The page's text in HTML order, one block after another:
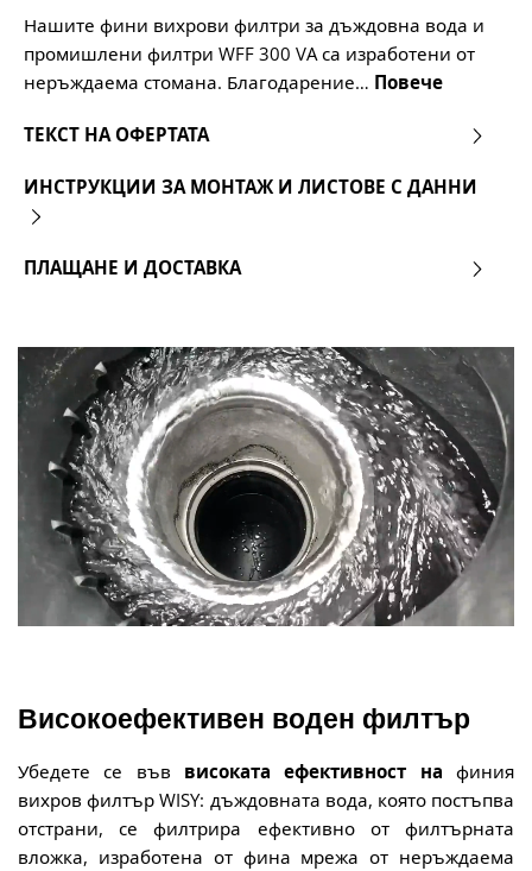
Нашите фини вихрови филтри за дъждовна вода и
промишлени филтри WFF 300 VA са изработени от
неръждаема стомана. Благодарение… Повече
ТЕКСТ НА ОФЕРТАТА
ИНСТРУКЦИИ ЗА МОНТАЖ И ЛИСТОВЕ С ДАННИ
ПЛАЩАНЕ И ДОСТАВКА
Високоефективен воден филтър
Убедете се във високата ефективност на финия
вихров филтър WISY: дъждовната вода, която постъпва
отстрани, сефилтрира ефективно от филтърната
вложка, изработена от фина мрежа от неръждаема